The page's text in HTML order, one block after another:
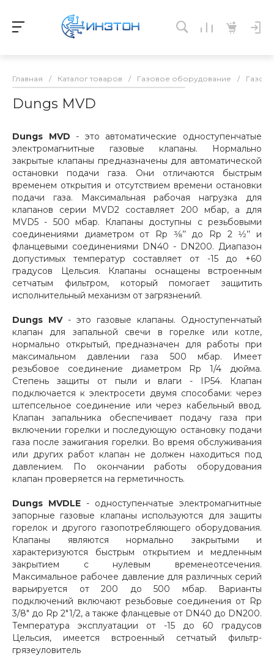
Главная / Каталог товаров / Газовое оборудование /
Dungs MVD
Dungs MVD - это автоматические одноступенчатые
электромагнитные газовые клапаны. Нормально
закрытые клапаны предназначены для автоматической
остановки подачи газа. Они отличаются быстрым
временем открытия и отсутствием времени остановки
подачи газа. Максимальная рабочая нагрузка для
клапанов серии MVD2 составляет 200 мбар, а для
MVD5 - 500 мбар. Клапаны доступны с резьбовыми
соединениями диаметром от Rp 3⁄8’’ до Rp 2 1⁄2’’ и
фланцевыми соединениями DN40 - DN200. Диапазон
допустимых температур составляет от -15 до +60
градусов Цельсия. Клапаны оснащены встроенным
сетчатым фильтром, который помогает защитить
исполнительный механизм от загрязнений.
Dungs MV- это газовые клапаны. Одноступенчатый
клапан для запальной свечи в горелке или котле,
нормально открытый, предназначен для работы при
максимальном давлении газа 500 мбар. Имеет
резьбовое соединение диаметром Rp 1/4 дюйма.
Степень защиты от пыли и влаги - IP54. Клапан
подключается к электросети двумя способами: через
штепсельное соединение или через кабельный ввод.
Клапан запальника обеспечивает подачу газа при
включении горелки и последующую остановку подачи
газа после зажигания горелки. Во время обслуживания
или других работ клапан не должен находиться под
давлением. По окончании работы оборудования
клапан проверяется на герметичность.
Dungs MVDLE - одноступенчатые электромагнитные
запорные газовые клапаны используются для защиты
горелок и другого газопотребляющего оборудования.
Клапаны являются нормально закрытыми и
характеризуются быстрым открытием и медленным
закрытием с нулевым временеотсечения.
Максимальное рабочее давление для различных серий
варьируется от 200 до 500 мбар. Варианты
подключений включают резьбовые соединения от Rp
3/8" до Rp 2"1/2, а также фланцевые от DN40 до DN200.
Температура эксплуатации от -15 до 60 градусов
Цельсия, имеется встроенный сетчатый фильтр-
грязеуловитель